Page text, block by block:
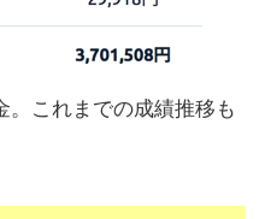
。これまでの成績推移も